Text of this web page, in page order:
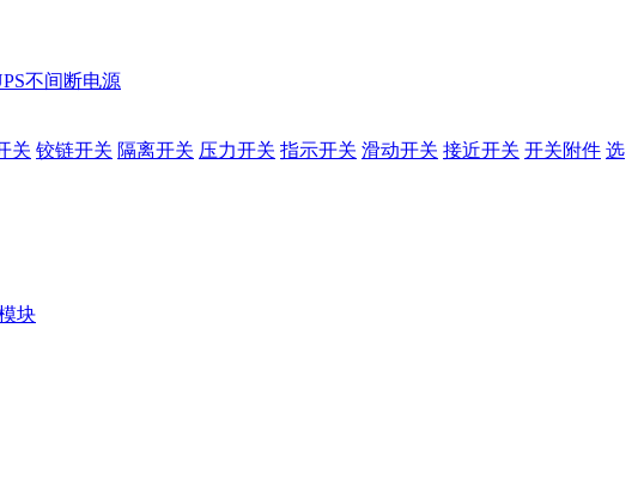
不间断电源
关 铰链开关 隔离开关 压力开关 指示开关 滑动开关 接近开关 开关附件 选
块